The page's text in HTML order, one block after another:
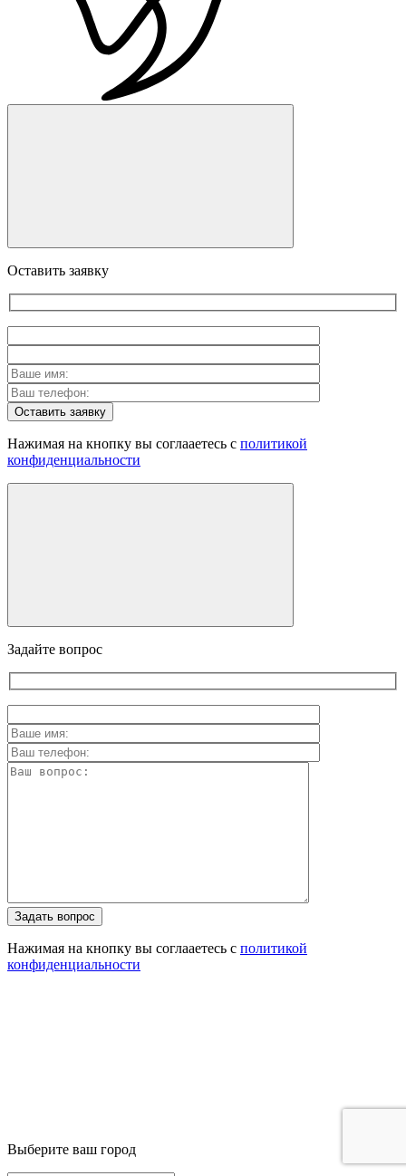
Оставить заявку
Оставить заявку
Нажимая на кнопку вы соглааетесь с политикой
конфиденциальности
Задайте вопрос
Задать вопрос
Нажимая на кнопку вы соглааетесь с политикой
конфиденциальности
Выберите ваш город